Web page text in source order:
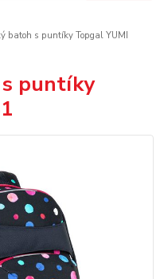
batoh s puntíky Topgal YUMI
puntíky